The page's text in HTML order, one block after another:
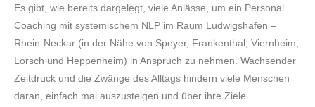
Es gibt, wie bereits dargelegt, viele Anlässe, um ein Personal
Coaching mit systemischem NLP im Raum Ludwigshafen –
Rhein-Neckar (in der Nähe von Speyer, Frankenthal, Viernheim,
Lorsch und Heppenheim) in Anspruch zu nehmen. Wachsender
Zeitdruck und die Zwänge des Alltags hindern viele Menschen
daran, einfach mal auszusteigen und über ihre Ziele